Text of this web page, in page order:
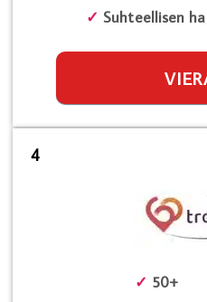
✓ Suhteellisen
4
✓ 50+